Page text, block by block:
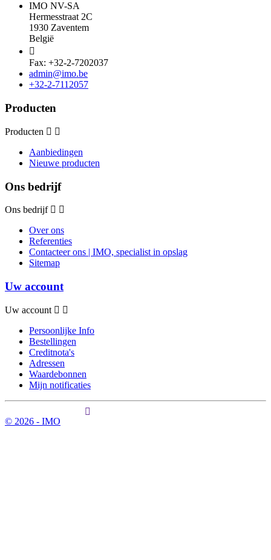
IMO NV-SA
Hermesstraat 2C
1930 Zaventem
België

Fax: +32-2-7202037
admin@imo.be
+32-2-7112057
Producten
Producten
Aanbiedingen
Nieuwe producten
Ons bedrijf
Ons bedrijf
Over ons
Referenties
Contacteer ons | IMO, specialist in opslag
Sitemap
Uw account
Uw account
Persoonlijke Info
Bestellingen
Creditnota's
Adressen
Waardebonnen
Mijn notificaties
© 2026 - IMO